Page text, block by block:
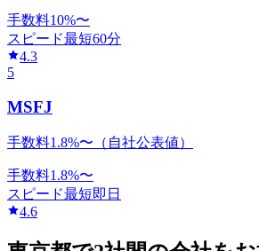
手数料10%〜
スピード最短60分
4.3
5
MSFJ
手数料1.8%〜（自社公表値）
手数料1.8%〜
スピード最短即日
4.6